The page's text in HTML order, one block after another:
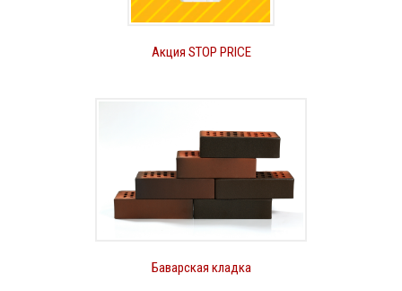
Акция STOP PRICE
Баварская кладка